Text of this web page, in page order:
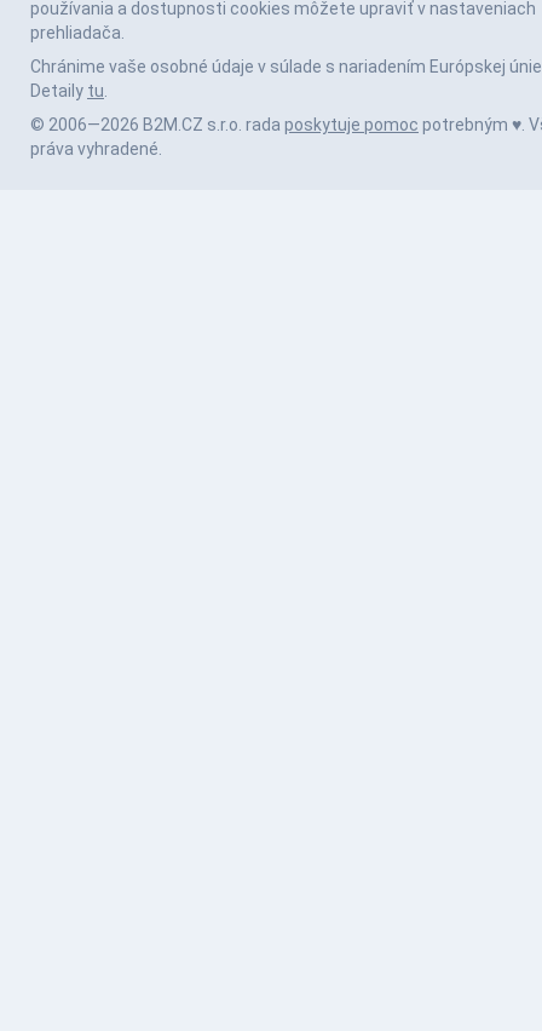
používania a dostupnosti cookies môžete upraviť v nastaveniach
prehliadača.
Chránime vaše osobné údaje v súlade s nariadením Európskej únie
Detaily tu.
© 2006—2026 B2M.CZ s.r.o. rada poskytuje pomoc potrebným ♥️.
práva vyhradené.